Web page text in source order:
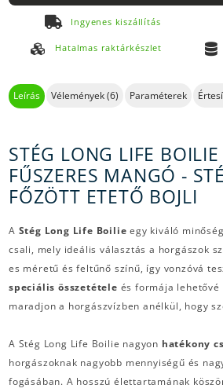
Ingyenes kiszállítás
Hatalmas raktárkészlet
Leírás Vélemények (6) Paraméterek
STÉG LONG LIFE
FŰSZERES MANGÓ -
FŐZÖTT ETETŐ BOJLI
A Stég Long Life Boilieegy kiváló
csali, mely ideális választás a horgászok
es méretű és feltűnő színű, így vonzóvá
speciális összetétele és formája lehetővé
maradjon a horgászvízben anélkül, hogy
A Stég Long Life Boilie nagyon hatékony
horgászoknak nagyobb mennyiségű és
fogásában. A hosszú élettartamának